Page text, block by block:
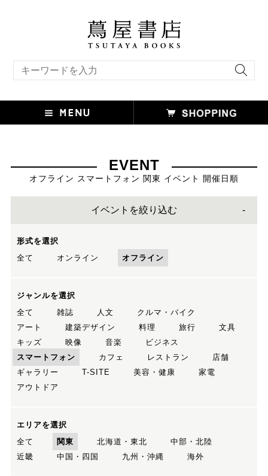
EVENT
オフライン スマートフォン 関東 イベント 開催日順
イベントを絞り込む
形式を選択
全て
オンライン オフライン
ジャンルを選択
全て
雑誌 人文
クルマ・バイク
アート
建築デザイン 料理 旅行
文具
キッズ
映像 音楽
ビジネス
スマートフォン
カフェ レストラン
店舗
ギャラリー
T-SITE 美容・健康
家電
アウトドア
エリアを選択
全て
関東 北海道・東北
中部・北陸
近畿
中国・四国 九州・沖縄 海外